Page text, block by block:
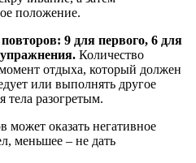
положение.
9 для первого, 6 для
упражнения. Количество
отдыха, который должен
или выполнять другое
тела разогретым.
может оказать негативное
меньшее – не дать